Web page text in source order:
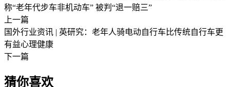
称“老年代步车非机动车” 被判“退一赔三”
上一篇
国外行业资讯 | 英研究：老年人骑电动自行车比传统自行车更
有益心理健康
下一篇
猜你喜欢